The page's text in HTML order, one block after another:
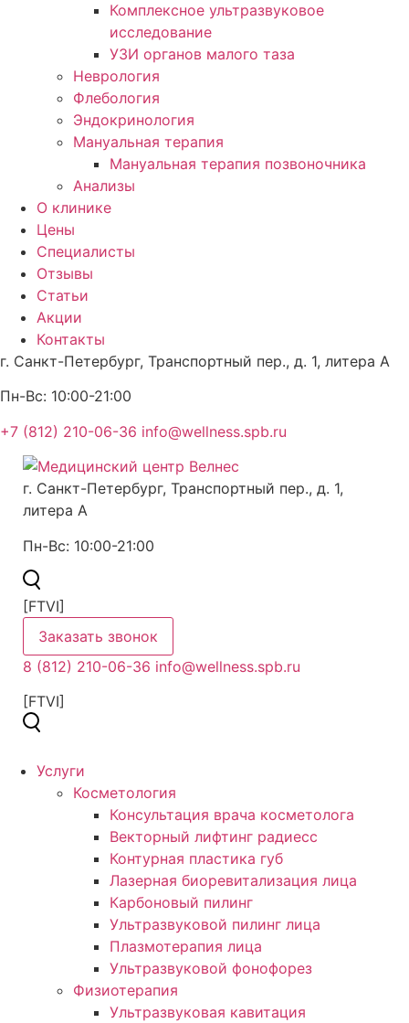
Комплексное ультразвуковое
исследование
УЗИ органов малого таза
Неврология
Флебология
Эндокринология
Мануальная терапия
Мануальная терапия позвоночника
Анализы
О клинике
Цены
Специалисты
Отзывы
Статьи
Акции
Контакты
г. Санкт-Петербург, Транспортный пер., д. 1, литера А
Пн-Вс: 10:00-21:00
+7 (812) 210-06-36 info@wellness.spb.ru
г. Санкт-Петербург, Транспортный пер., д. 1,
литера А
Пн-Вс: 10:00-21:00
[FTVI]
Заказать звонок
8 (812) 210-06-36 info@wellness.spb.ru
[FTVI]
Услуги
Косметология
Консультация врача косметолога
Векторный лифтинг радиесс
Контурная пластика губ
Лазерная биоревитализация лица
Карбоновый пилинг
Ультразвуковой пилинг лица
Плазмотерапия лица
Ультразвуковой фонофорез
Физиотерапия
Ультразвуковая кавитация